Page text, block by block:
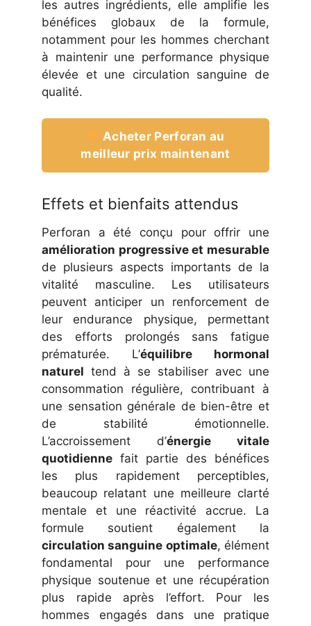
les autres ingrédients, elle amplifie les
bénéfices globaux de la formule,
notamment pour les hommes cherchant
à maintenir une performance physique
élevée et une circulation sanguine de
qualité.
Acheter Perforan au
meilleur prix maintenant
Effets et bienfaits attendus
Perforan a été conçu pour offrir une
amélioration progressive et mesurable
de plusieurs aspects importants de la
vitalité masculine. Les utilisateurs
peuvent anticiper un renforcement de
leur endurance physique, permettant
des efforts prolongés sans fatigue
prématurée. L’équilibre hormonal
naturel tend à se stabiliser avec une
consommation régulière, contribuant à
une sensation générale de bien-être et
de stabilité émotionnelle.
L’accroissement d’énergie vitale
quotidienne fait partie des bénéfices
les plus rapidement perceptibles,
beaucoup relatant une meilleure clarté
mentale et une réactivité accrue. La
formule soutient également la
circulation sanguine optimale, élément
fondamental pour une performance
physique soutenue et une récupération
plus rapide après l’effort. Pour les
hommes engagés dans une pratique